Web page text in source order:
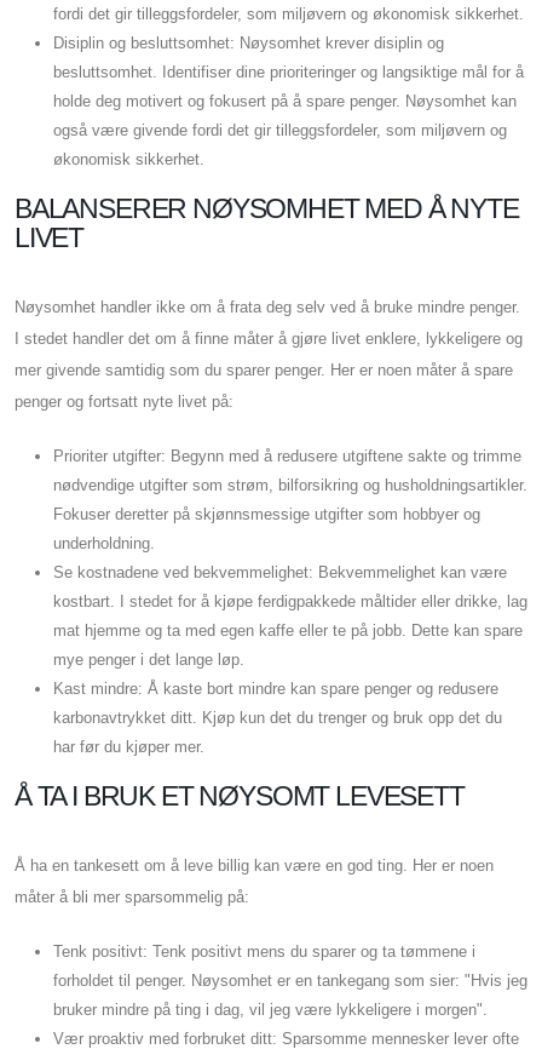
fordi det gir tilleggsfordeler, som miljøvern og økonomisk sikkerhet.
Disiplin og besluttsomhet: Nøysomhet krever disiplin og
besluttsomhet. Identifiser dine prioriteringer og langsiktige mål for å
holde deg motivert og fokusert på å spare penger. Nøysomhet kan
også være givende fordi det gir tilleggsfordeler, som miljøvern og
økonomisk sikkerhet.
BALANSERER NØYSOMHET MED Å NYTE
LIVET
Nøysomhet handler ikke om å frata deg selv ved å bruke mindre penger.
I stedet handler det om å finne måter å gjøre livet enklere, lykkeligere og
mer givende samtidig som du sparer penger. Her er noen måter å spare
penger og fortsatt nyte livet på:
Prioriter utgifter: Begynn med å redusere utgiftene sakte og trimme
nødvendige utgifter som strøm, bilforsikring og husholdningsartikler.
Fokuser deretter på skjønnsmessige utgifter som hobbyer og
underholdning.
Se kostnadene ved bekvemmelighet: Bekvemmelighet kan være
kostbart. I stedet for å kjøpe ferdigpakkede måltider eller drikke, lag
mat hjemme og ta med egen kaffe eller te på jobb. Dette kan spare
mye penger i det lange løp.
Kast mindre: Å kaste bort mindre kan spare penger og redusere
karbonavtrykket ditt. Kjøp kun det du trenger og bruk opp det du
har før du kjøper mer.
Å TA I BRUK ET NØYSOMT LEVESETT
Å ha en tankesett om å leve billig kan være en god ting. Her er noen
måter å bli mer sparsommelig på:
Tenk positivt: Tenk positivt mens du sparer og ta tømmene i
forholdet til penger. Nøysomhet er en tankegang som sier: "Hvis jeg
bruker mindre på ting i dag, vil jeg være lykkeligere i morgen".
Vær proaktiv med forbruket ditt: Sparsomme mennesker lever ofte